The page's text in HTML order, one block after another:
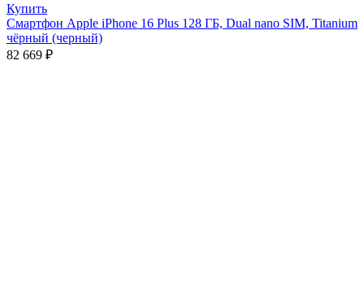
Купить
Смартфон Apple iPhone 16 Plus 128 ГБ, Dual nano SIM, Titanium
чёрный (черный)
82 669 ₽